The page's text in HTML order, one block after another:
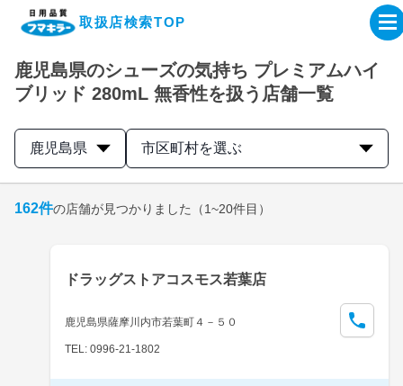
取扱店検索TOP
企業・IR情報サイト
製品情報サイト
取扱店検索はこちら
鹿児島県のシューズの気持ち プレミアムハイ
ブリッド 280mL 無香性を扱う店舗一覧
鹿児島県 市区町村を選ぶ
162件の店舗が見つかりました （1~20件目）
ドラッグストアコスモス若葉店
鹿児島県薩摩川内市若葉町４－５０
TEL: 0996-21-1802